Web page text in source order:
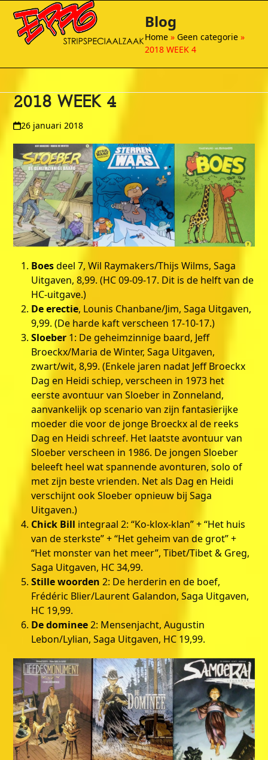
content
Open
mobile
menu
Close
mobile
menu
Blog
Home »Geen categorie »
2018 WEEK 4
2018 WEEK 4
26 januari 2018
Boesdeel 7, Wil Raymakers/Thijs Wilms, Saga
Uitgaven, 8,99. (HC 09-09-17. Dit is de helft van de
HC-uitgave.)
De erectie, Lounis Chanbane/Jim, Saga Uitgaven,
9,99. (De harde kaft verscheen 17-10-17.)
Sloeber 1: De geheimzinnige baard, Jeff
Broeckx/Maria de Winter, Saga Uitgaven,
zwart/wit, 8,99. (Enkele jaren nadat Jeff Broeckx
Dag en Heidi schiep, verscheen in 1973 het
eerste avontuur van Sloeber in Zonneland,
aanvankelijk op scenario van zijn fantasierijke
moeder die voor de jonge Broeckx al de reeks
Dag en Heidi schreef. Het laatste avontuur van
Sloeber verscheen in 1986. De jongen Sloeber
beleeft heel wat spannende avonturen, solo of
met zijn beste vrienden. Net als Dag en Heidi
verschijnt ook Sloeber opnieuw bij Saga
Uitgaven.)
Chick Bill integraal 2: “Ko-klox-klan” + “Het huis
van de sterkste” + “Het geheim van de grot” +
“Het monster van het meer”, Tibet/Tibet & Greg,
Saga Uitgaven, HC 34,99.
Stille woorden 2: De herderin en de boef,
Frédéric Blier/Laurent Galandon, Saga Uitgaven,
HC 19,99.
De dominee2: Mensenjacht, Augustin
Lebon/Lylian, Saga Uitgaven, HC 19,99.